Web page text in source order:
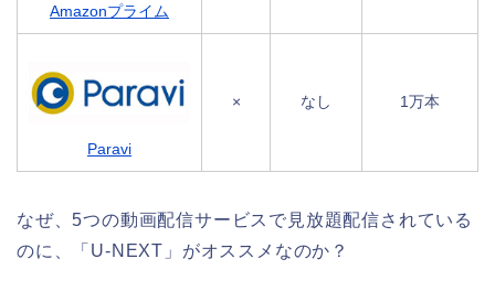
Amazonプライム
Paravi
× なし 1万本
なぜ、5つの動画配信サービスで見放題配信されている
のに、「U-NEXT」がオススメなのか？